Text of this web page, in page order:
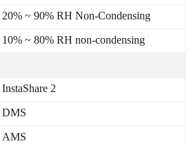
20% ~ 90% RH Non-Condensing
10% ~ 80% RH non-condensing
InstaShare 2
DMS
AMS